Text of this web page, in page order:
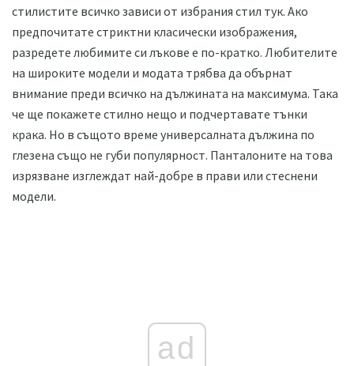
стилистите всичко зависи от избрания стил тук. Ако
предпочитате стриктни класически изображения,
разредете любимите си лъкове е по-кратко. Любителите
на широките модели и модата трябва да обърнат
внимание преди всичко на дължината на максимума. Така
че ще покажете стилно нещо и подчертавате тънки
крака. Но в същото време универсалната дължина по
глезена също не губи популярност. Панталоните на това
изрязване изглеждат най-добре в прави или стеснени
модели.
ad